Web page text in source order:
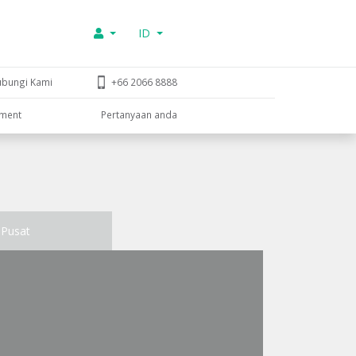
ID
Kami +66 2066 8888
Pertanyaan anda
Pusat